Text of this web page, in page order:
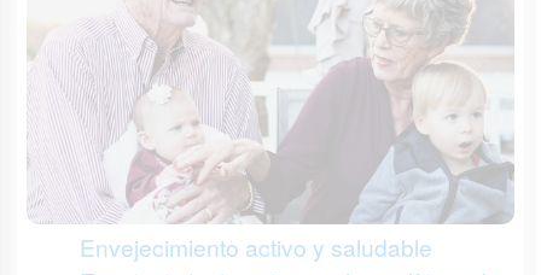
Envejecimiento activo y saludable